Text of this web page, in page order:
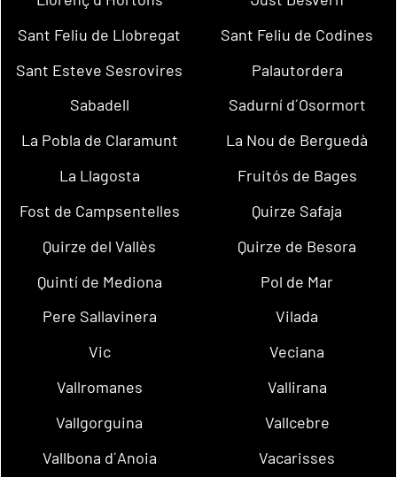
Sant Feliu de Llobregat
Sant Feliu de Codines
Sant Esteve Sesrovires
Palautordera
Sabadell
Sadurní d´Osormort
La Pobla de Claramunt
La Nou de Berguedà
La Llagosta
Fruitós de Bages
Fost de Campsentelles
Quirze Safaja
Quirze del Vallès
Quirze de Besora
Quintí de Mediona
Pol de Mar
Pere Sallavinera
Vilada
Vic
Veciana
Vallromanes
Vallirana
Vallgorguina
Vallcebre
Vallbona d´Anoia
Vacarisses